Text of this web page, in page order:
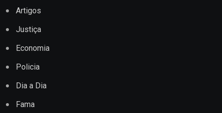
Artigos
Justiça
Economia
Policia
Dia a Dia
Fama